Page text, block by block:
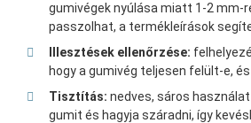
gumivégek nyúlása miatt 1-2 mm-
passzolhat, a termékleírások
Illesztések ellenőrzése:
hogy a gumivég teljesen felült-e, és
Tisztítás: nedves, sáros
gumit és hagyja száradni, így